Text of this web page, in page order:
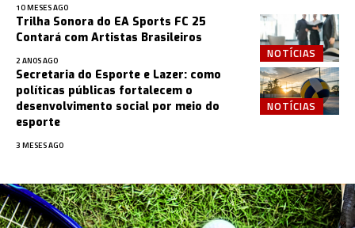
10 MESES AGO
NOTÍCIAS
Trilha Sonora do EA Sports FC 25
Contará com Artistas Brasileiros
2 ANOS AGO
NOTÍCIAS
Secretaria do Esporte e Lazer: como
políticas públicas fortalecem o
desenvolvimento social por meio do
esporte
3 MESES AGO